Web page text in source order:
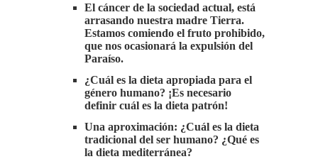
El cáncer de la sociedad actual, está
arrasando nuestra madre Tierra.
Estamos comiendo el fruto prohibido,
que nos ocasionará la expulsión del
Paraíso.
¿Cuál es la dieta apropiada para el
género humano? ¡Es necesario
definir cuál es la dieta patrón!
Una aproximación: ¿Cuál es la dieta
tradicional del ser humano? ¿Qué es
la dieta mediterránea?